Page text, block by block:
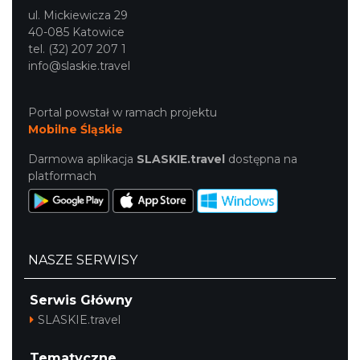
44. Rawa Blues Festival
2026-10-03
10.46 km
Henryk Miśkiewicz – 75 lat Mistrza i Goście
10.46 km
ul. Mickiewicza 29
40-085 Katowice
tel. (32) 207 207 1
info@slaskie.travel
Portal powstał w ramach projektu
Mobilne Śląskie
Darmowa aplikacja SLASKIE.travel dostępna na
platformach
NASZE SERWISY
Serwis Główny
SLASKIE.travel